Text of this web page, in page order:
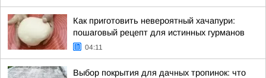
Как приготовить невероятный хачапури:
пошаговый рецепт для истинных гурманов
04:11
Выбор покрытия для дачных тропинок: что